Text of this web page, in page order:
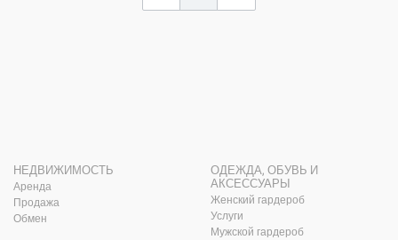
НЕДВИЖИМОСТЬ
Аренда
Продажа
Обмен
ОДЕЖДА, ОБУВЬ И
АКСЕССУАРЫ
Женский гардероб
Услуги
Мужской гардероб